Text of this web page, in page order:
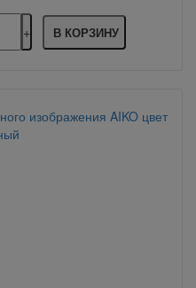
В КОРЗИНУ